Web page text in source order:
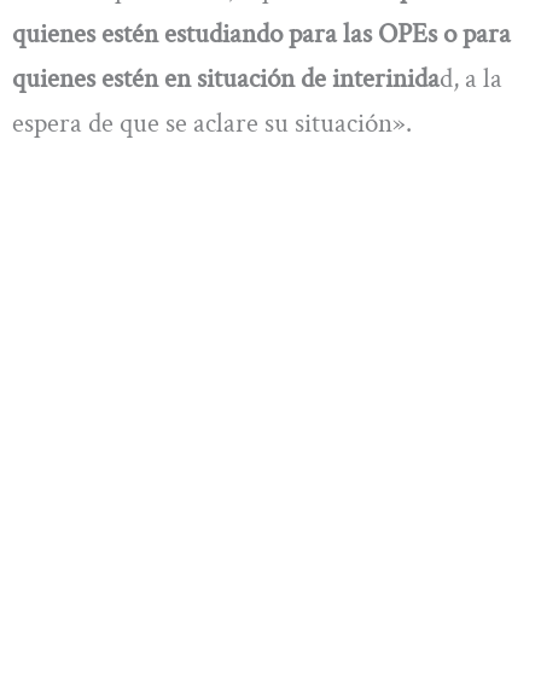
quienes estén estudiando para las OPEs o para
quienes estén en situación de interinidad, a la
espera de que se aclare su situación».